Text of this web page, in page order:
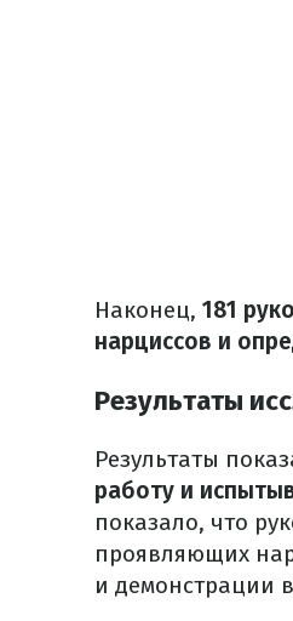
Наконец, 181
нарциссов и
Результаты
Результаты
работу и
показало, что
проявляющих
и демонстрации